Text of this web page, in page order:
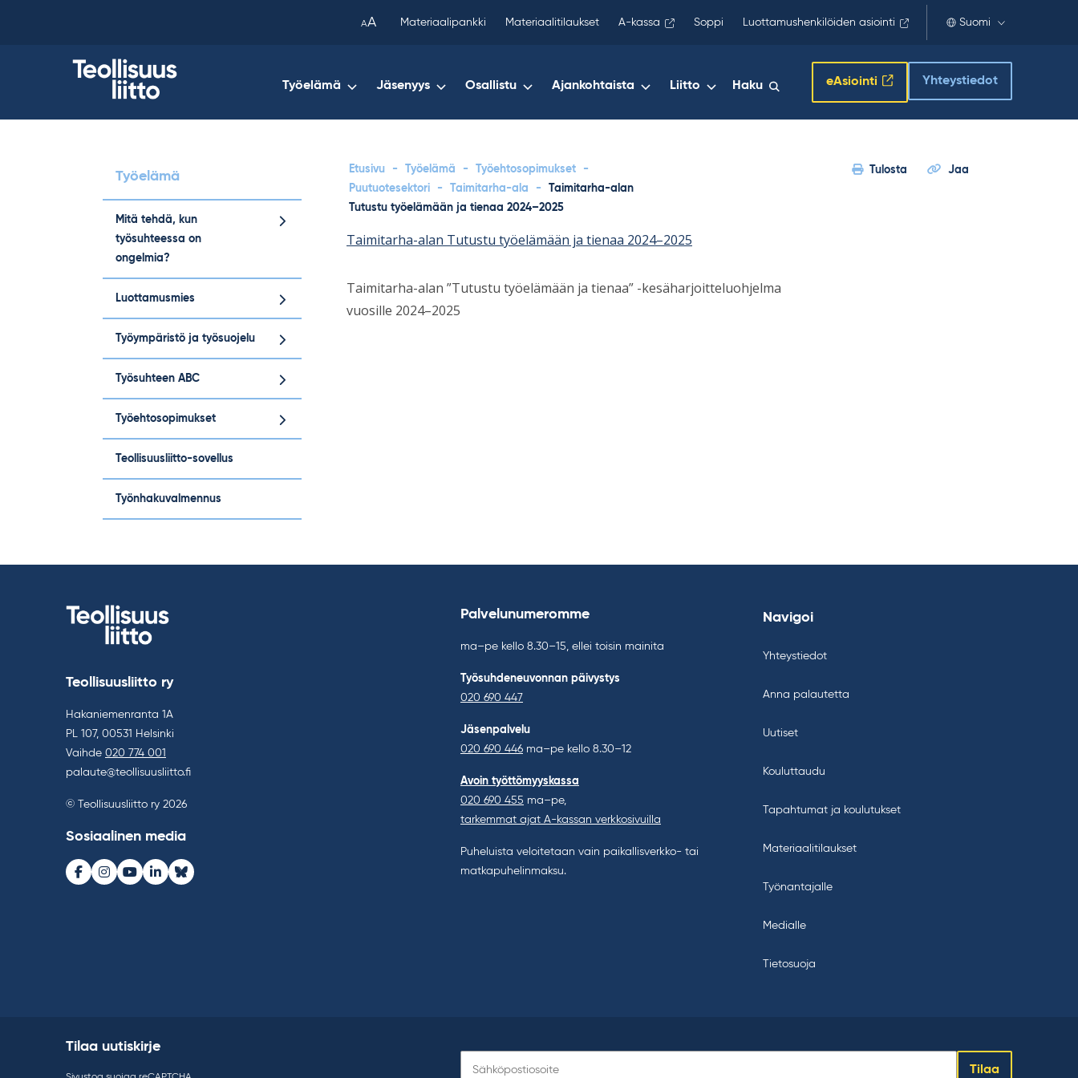
AA Materiaalipankki Materiaalitilaukset A-kassa Soppi Luottamushenkilöiden asiointi Suomi
Työelämä Jäsenyys Osallistu Ajankohtaista Liitto Haku eAsiointi Yhteystiedot
Työelämä
Mitä tehdä, kun
työsuhteessa on
ongelmia?
Luottamusmies
Työympäristö ja työsuojelu
Työsuhteen ABC
Työehtosopimukset
Teollisuusliitto-sovellus
Työnhakuvalmennus
Etusivu - Työelämä - Työehtosopimukset
-
Puutuotesektori
- Taimitarha-ala -
Taimitarha-alan
Tutustu työelämään ja tienaa 2024–2025
Taimitarha-alan Tutustu työelämään ja tienaa 2024–2025
Taimitarha-alan ”Tutustu työelämään ja tienaa” -kesäharjoitteluohjelma
vuosille 2024–2025
Tulosta Jaa
copied
your
clipboard.)
Teollisuusliitto ry
Hakaniemenranta 1A
PL 107, 00531 Helsinki
Vaihde 020 774 001
palaute@teollisuusliitto.fi
© Teollisuusliitto ry 2026
Sosiaalinen media
Facebook
Instagram
Youtube
LinkedInBluesky
Palvelunumeromme
ma–pe kello 8.30–15, ellei toisin mainita
Työsuhdeneuvonnan päivystys
020 690 447
Jäsenpalvelu
020 690 446 ma–pe kello 8.30–12
Avoin työttömyyskassa
020 690 455 ma–pe,
tarkemmat ajat A-kassan verkkosivuilla
Puheluista veloitetaan vain paikallisverkko- tai
matkapuhelinmaksu.
Navigoi
Yhteystiedot
Anna palautetta
Uutiset
Kouluttaudu
Tapahtumat ja koulutukset
Materiaalitilaukset
Työnantajalle
Medialle
Tietosuoja
Tilaa uutiskirje
Tilaa